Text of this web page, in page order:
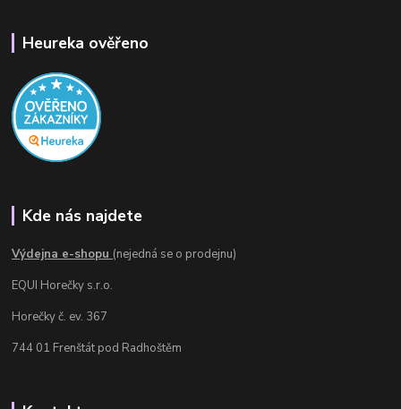
Heureka ověřeno
Kde nás najdete
Výdejna e-shopu (nejedná se o prodejnu)
EQUI Horečky s.r.o.
Horečky č. ev. 367
744 01 Frenštát pod Radhoštěm